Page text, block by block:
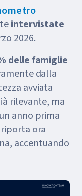
intervistate
2026.
delle famiglie
dalla
avviata
rilevante, ma
anno prima
riporta ora
accentuando